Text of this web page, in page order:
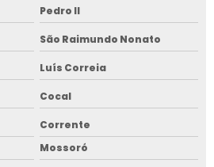
Pedro II
São Raimundo Nonato
Luís Correia
Cocal
Corrente
Mossoró